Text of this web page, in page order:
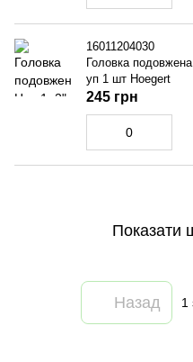
16011204030
Головка
уп 1 шт Hoegert
245 грн
Показати
Назад 1